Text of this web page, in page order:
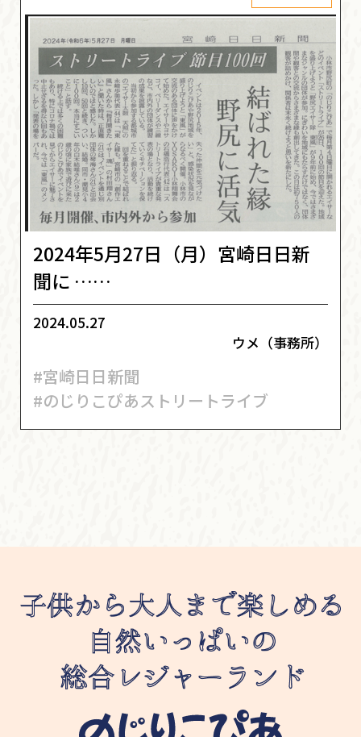
2024年5月27日（月）宮崎日日新
聞に ……
2024.05.27
ウメ（事務所）
#宮崎日日新聞
#のじりこぴあストリートライブ